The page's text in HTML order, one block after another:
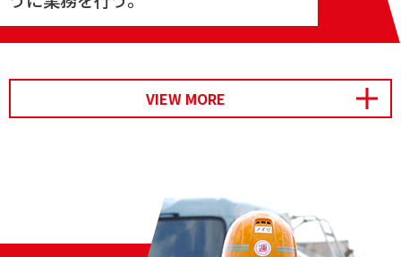
VIEW MORE 開く